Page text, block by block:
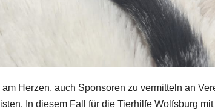
Herzen, auch Sponsoren zu vermitteln an
In diesem Fall für die Tierhilfe Wolfsburg mit